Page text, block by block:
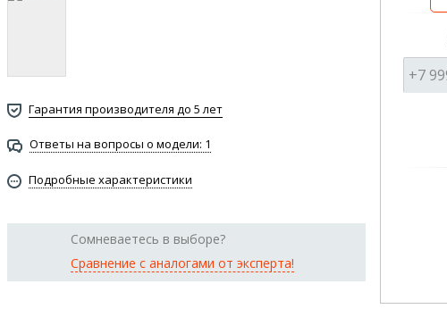
Гарантия производителя до 5 лет
Ответы на вопросы о модели: 1
Подробные характеристики
Сомневаетесь в выборе?
Сравнение с аналогами от эксперта!